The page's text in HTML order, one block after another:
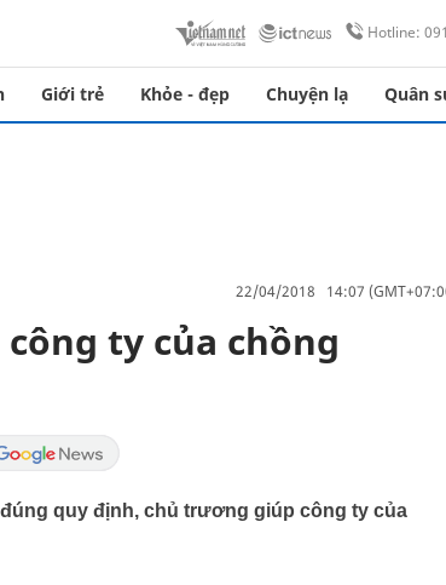
Hotline:
Giới trẻ Khỏe - đẹp Chuyện lạ Quân
22/04/2018 14:07
ty của chồng
quy định, chủ trương giúp công ty của